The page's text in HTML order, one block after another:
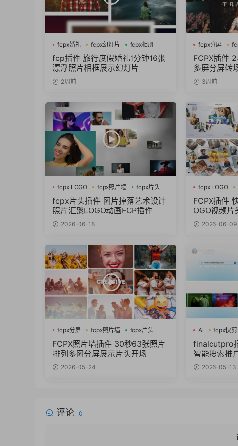
fcpx婚礼 fcpx幻灯片 fcpx相册
fcp插件 旅行度假婚礼1分钟16张
漂浮照片相框展示幻灯片
2周前
fcpx分屏
FCPX插件
多屏分屏转
3周前
fcpx LOGO fcpx照片墙 fcpx片头
fcpx片头插件 图片掉落艺术设计
照片汇聚LOGO动画FCP插件
2026-06-18
fcpx LOGO
fcpx视频开场
FCPX插件
OGO视频片
2026-06-09
fcpx分屏 fcpx照片墙 fcpx片头
FCPX照片墙插件 30秒63张照片
排列多图分屏展示片头开场
2026-05-24
Ai fcpx快剪
finalcutpro
智能搜索推
2026-05-13
评论 0